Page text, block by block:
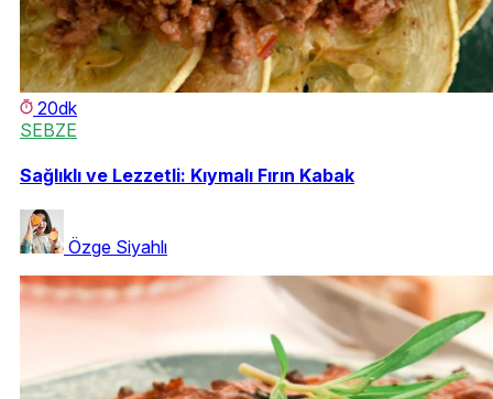
20dk
SEBZE
Sağlıklı ve Lezzetli: Kıymalı Fırın Kabak
Özge Siyahlı